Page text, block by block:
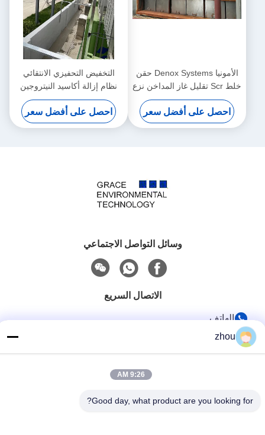
الأمونيا Denox Systems حقن
خلط Scr تقليل غاز المداخن نزع
نيتروجين
احصل على أفضل سعر
التخفيض التحفيزي الانتقائي
نظام إزالة أكاسيد النيتروجين
من الكتلة الحيوية نفايات
الحرارة المرجل
احصل على أفضل سعر
وسائل التواصل الاجتماعي
الاتصال السريع
الهاتف
عنوان
zhou
9:26 AM
Good day, what product are you looking for?